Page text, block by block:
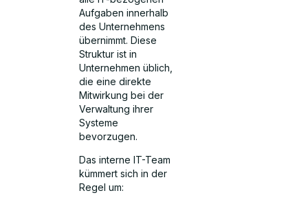
Aufgaben innerhalb
des Unternehmens
übernimmt. Diese
Struktur ist in
Unternehmen üblich,
die eine direkte
Mitwirkung bei der
Verwaltung ihrer
Systeme
bevorzugen.
Das interne IT-Team
kümmert sich in der
Regel um: